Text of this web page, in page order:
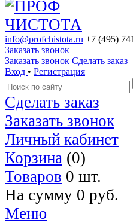
info@profchistota.ru +7 (495)
Заказать звонок
Заказать звонок Сделать заказ
Вход • Регистрация
Сделать заказ
Заказать звонок
Личный кабинет
Корзина (0)
Товаров 0 шт.
На сумму 0 руб.
Меню